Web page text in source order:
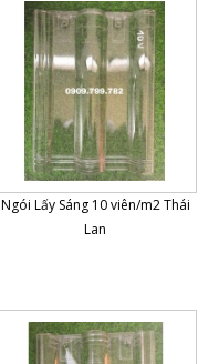
Ngói Lấy Sáng 10 viên/m2 Thái
Lan